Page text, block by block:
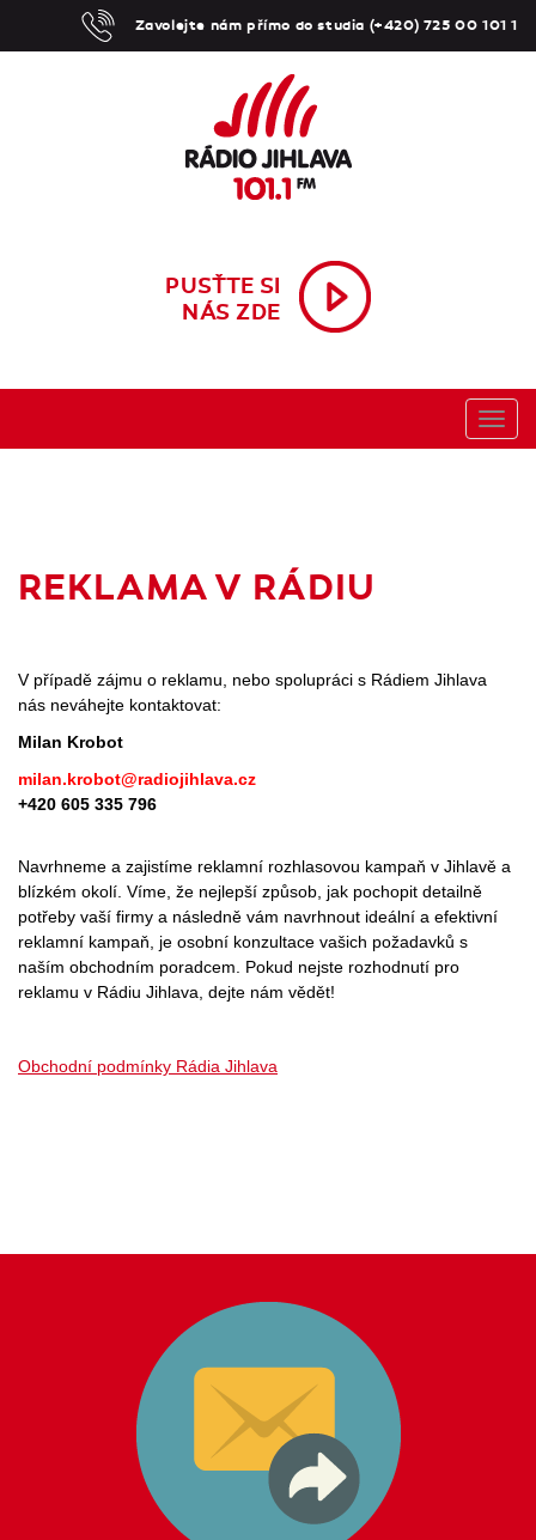
Zavolejte nám přímo do studia (+420) 725 00 101 1
PUSŤTE SI
NÁS ZDE
REKLAMA V RÁDIU
V případě zájmu o reklamu, nebo spolupráci s Rádiem Jihlava
nás neváhejte kontaktovat:
Milan Krobot
milan.krobot@radiojihlava.cz
+420 605 335 796
Navrhneme a zajistíme reklamní rozhlasovou kampaň v Jihlavě a
blízkém okolí. Víme, že nejlepší způsob, jak pochopit detailně
potřeby vaší firmy a následně vám navrhnout ideální a efektivní
reklamní kampaň, je osobní konzultace vašich požadavků s
naším obchodním poradcem. Pokud nejste rozhodnutí pro
reklamu v Rádiu Jihlava, dejte nám vědět!
Obchodní podmínky Rádia Jihlava